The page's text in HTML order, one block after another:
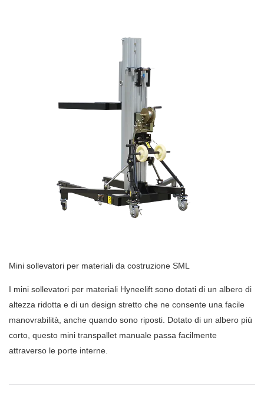
Mini sollevatori per materiali da costruzione SML
I mini sollevatori per materiali Hyneelift sono dotati di un albero di
altezza ridotta e di un design stretto che ne consente una facile
manovrabilità, anche quando sono riposti. Dotato di un albero più
corto, questo mini transpallet manuale passa facilmente
attraverso le porte interne.